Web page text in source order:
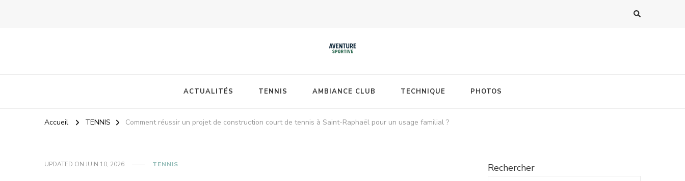
ACTUALITÉS TENNIS AMBIANCE CLUB TECHNIQUE PHOTOS
Accueil TENNIS Comment réussir un projet de construction court de tennis à Saint-Raphaël pour un usage familial ?
UPDATED ON JUIN 10, 2026 TENNIS
Rechercher